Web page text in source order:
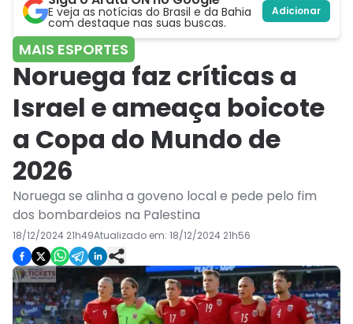
E veja as notícias do Brasil e da Bahia
com destaque nas suas buscas.
Adicionar
MAIS ESPORTES
Noruega faz críticas a
Israel e ameaça boicote
a Copa do Mundo de
2026
Noruega se alinha a goveno local e pede pelo fim
dos bombardeios na Palestina
18/12/2024 21h49Atualizado em: 18/12/2024 21h56